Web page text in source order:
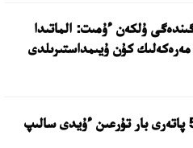
ۇلكەن ءۇمىت: الماتىدا
مەرەكەلىك كۇن ۇيىمداستىرىلدى
قالقامان-2 شاعىن اۋدانىندا 594 پاتەرى بار تۇرعىن ءۇيدى سالىپ